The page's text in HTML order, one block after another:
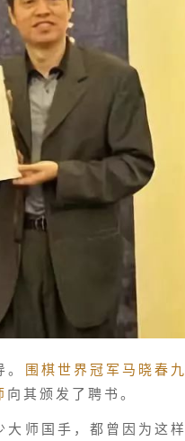
围棋世界冠军马晓春九
向其颁发了聘书。
师国手，都曾因为这样